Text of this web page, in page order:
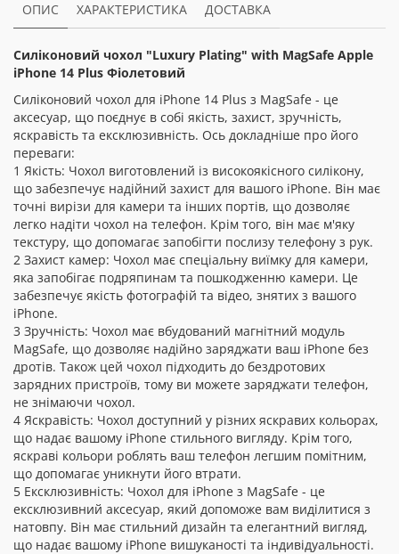
ОПИС ХАРАКТЕРИСТИКА ДОСТАВКА
Силіконовий чохол "Luxury Plating" with MagSafe Apple
iPhone 14 Plus Фіолетовий
Силіконовий чохол для iPhone 14 Plus з MagSafe - це
аксесуар, що поєднує в собі якість, захист, зручність,
яскравість та ексклюзивність. Ось докладніше про його
переваги:
1 Якість: Чохол виготовлений із високоякісного силікону,
що забезпечує надійний захист для вашого iPhone. Він має
точні вирізи для камери та інших портів, що дозволяє
легко надіти чохол на телефон. Крім того, він має м'яку
текстуру, що допомагає запобігти послизу телефону з рук.
2 Захист камер: Чохол має спеціальну виїмку для камери,
яка запобігає подряпинам та пошкодженню камери. Це
забезпечує якість фотографій та відео, знятих з вашого
iPhone.
3 Зручність: Чохол має вбудований магнітний модуль
MagSafe, що дозволяє надійно заряджати ваш iPhone без
дротів. Також цей чохол підходить до бездротових
зарядних пристроїв, тому ви можете заряджати телефон,
не знімаючи чохол.
4 Яскравість: Чохол доступний у різних яскравих кольорах,
що надає вашому iPhone стильного вигляду. Крім того,
яскраві кольори роблять ваш телефон легшим помітним,
що допомагає уникнути його втрати.
5 Ексклюзивність: Чохол для iPhone з MagSafe - це
ексклюзивний аксесуар, який допоможе вам виділитися з
натовпу. Він має стильний дизайн та елегантний вигляд,
що надає вашому iPhone вишуканості та індивідуальності.